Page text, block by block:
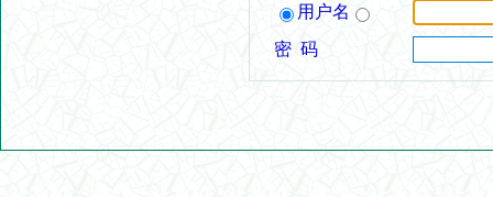
用户名
密 码